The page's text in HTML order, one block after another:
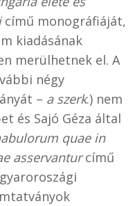
című monográfiáját,
kiadásának
merülhetnek el. A
négy
– a szerk.) nem
és Sajó Géza által
quae in
asservanturcímű